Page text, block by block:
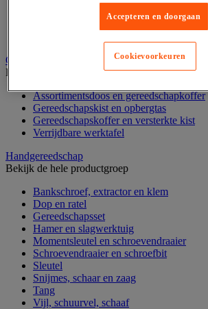
Elektrische uitrusting
Verlengsnoer, stekkerdoos en kapelhaspel
Gereedschap opbergen
Bekijk de hele productgroep
Assortimentsdoos en gereedschapkoffer
Gereedschapskist en opbergtas
Gereedschapskoffer en versterkte kist
Verrijdbare werktafel
Handgereedschap
Bekijk de hele productgroep
Bankschroef, extractor en klem
Dop en ratel
Gereedschapsset
Hamer en slagwerktuig
Momentsleutel en schroevendraaier
Schroevendraaier en schroefbit
Sleutel
Snijmes, schaar en zaag
Tang
Vijl, schuurvel, schaaf
Accepteren en doorgaan
Cookievoorkeuren